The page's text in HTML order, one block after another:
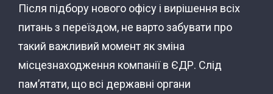
Після підбору нового офісу і вирішення всіх
питань з переїздом, не варто забувати про
такий важливий момент як зміна
місцезнаходження компанії в ЄДР. Слід
пам’ятати, що всі державні органи